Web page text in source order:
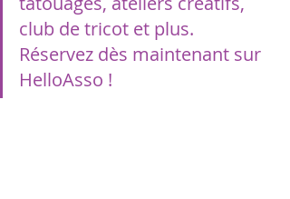
club de tricot et plus.
Réservez dès maintenant sur
HelloAsso !